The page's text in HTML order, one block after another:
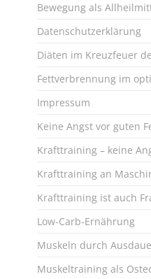
Bewegung als
Datenschutzerklärung
Diäten im Kreuzfeuer
Fettverbrennung im
Impressum
Keine Angst vor guten
Krafttraining – keine
Krafttraining an
Krafttraining ist auch
Low-Carb-Ernährung
Muskeln durch
Muskeltraining als